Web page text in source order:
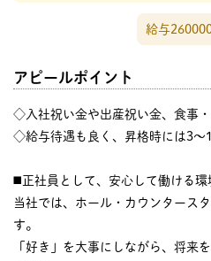
給与
アピールポイント
◇入社祝い金や出産祝い金、食事
◇給与待遇も良く、昇格時には3
◼️正社員として、安心して働ける環
当社では、ホール・カウンタース
す。
「好き」を大事にしながら、将来